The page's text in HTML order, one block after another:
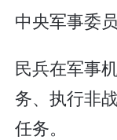
中央军事委
民兵在军事
务、执行非
任务。